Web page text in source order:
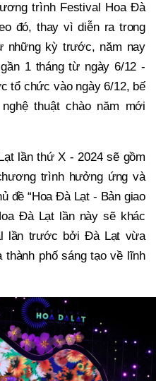
trình Festival Hoa Đà
đó, thay vì diễn ra trong
những kỳ trước, năm nay
1 tháng từ ngày 6/12 -
tổ chức vào ngày 6/12, bế
thuật chào năm mới
lần thứ X - 2024 sẽ gồm
trình hưởng ứng và
đề “Hoa Đà Lạt - Bản giao
Đà Lạt lần này sẽ khác
lần trước bởi Đà Lạt vừa
thành phố sáng tạo về lĩnh